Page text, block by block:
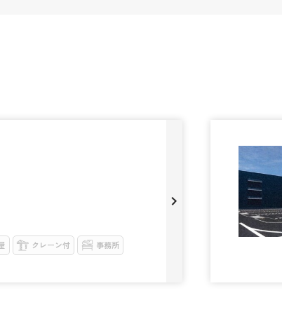
クレーン付 事務所